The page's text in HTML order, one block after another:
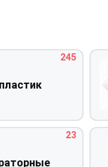
245
23